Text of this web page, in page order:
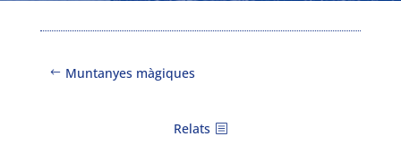
Muntanyes màgiques
Relats